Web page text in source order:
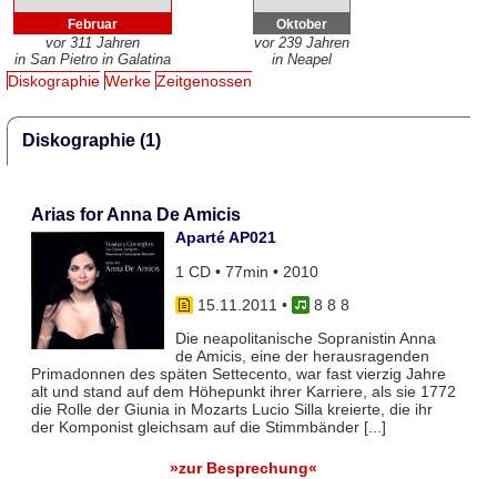
Februar
vor 311 Jahren
in San Pietro in Galatina
Oktober
vor 239 Jahren
in Neapel
Diskographie Werke Zeitgenossen
Diskographie (1)
Arias for Anna De Amicis
Aparté AP021
1 CD • 77min • 2010
15.11.2011 •
8 8 8
Die neapolitanische Sopranistin Anna
de Amicis, eine der herausragenden
Primadonnen des späten Settecento, war fast vierzig Jahre
alt und stand auf dem Höhepunkt ihrer Karriere, als sie 1772
die Rolle der Giunia in Mozarts Lucio Silla kreierte, die ihr
der Komponist gleichsam auf die Stimmbänder [...]
»zur Besprechung«